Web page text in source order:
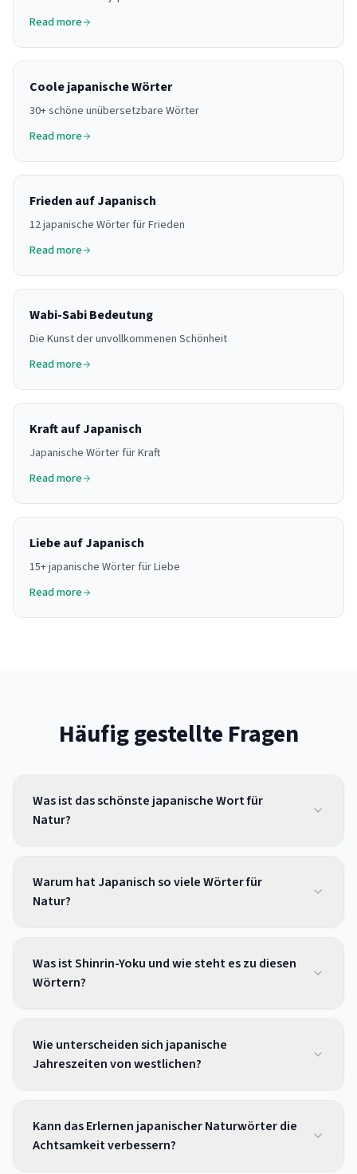
Read more
Coole japanische Wörter
30+ schöne unübersetzbare Wörter
Read more
Frieden auf Japanisch
12 japanische Wörter für Frieden
Read more
Wabi-Sabi Bedeutung
Die Kunst der unvollkommenen Schönheit
Read more
Kraft auf Japanisch
Japanische Wörter für Kraft
Read more
Liebe auf Japanisch
15+ japanische Wörter für Liebe
Read more
Häufig gestellte Fragen
Was ist das schönste japanische Wort für
Natur?
Warum hat Japanisch so viele Wörter für
Natur?
Was ist Shinrin-Yoku und wie steht es zu diesen
Wörtern?
Wie unterscheiden sich japanische
Jahreszeiten von westlichen?
Kann das Erlernen japanischer Naturwörter die
Achtsamkeit verbessern?